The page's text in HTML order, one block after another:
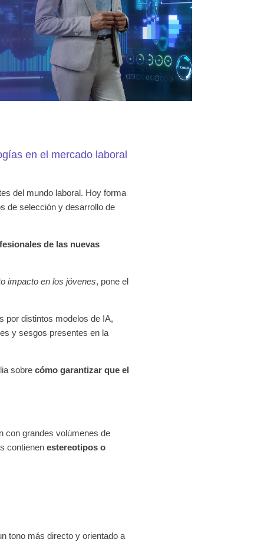
en el mercado laboral
del mundo laboral. Hoy forma
de selección y desarrollo de
de las nuevas
impacto en los jóvenes, pone el
por distintos modelos de IA,
y sesgos presentes en la
sobre cómo garantizar que el
con grandes volúmenes de
contienen estereotipos o
tono más directo y orientado a